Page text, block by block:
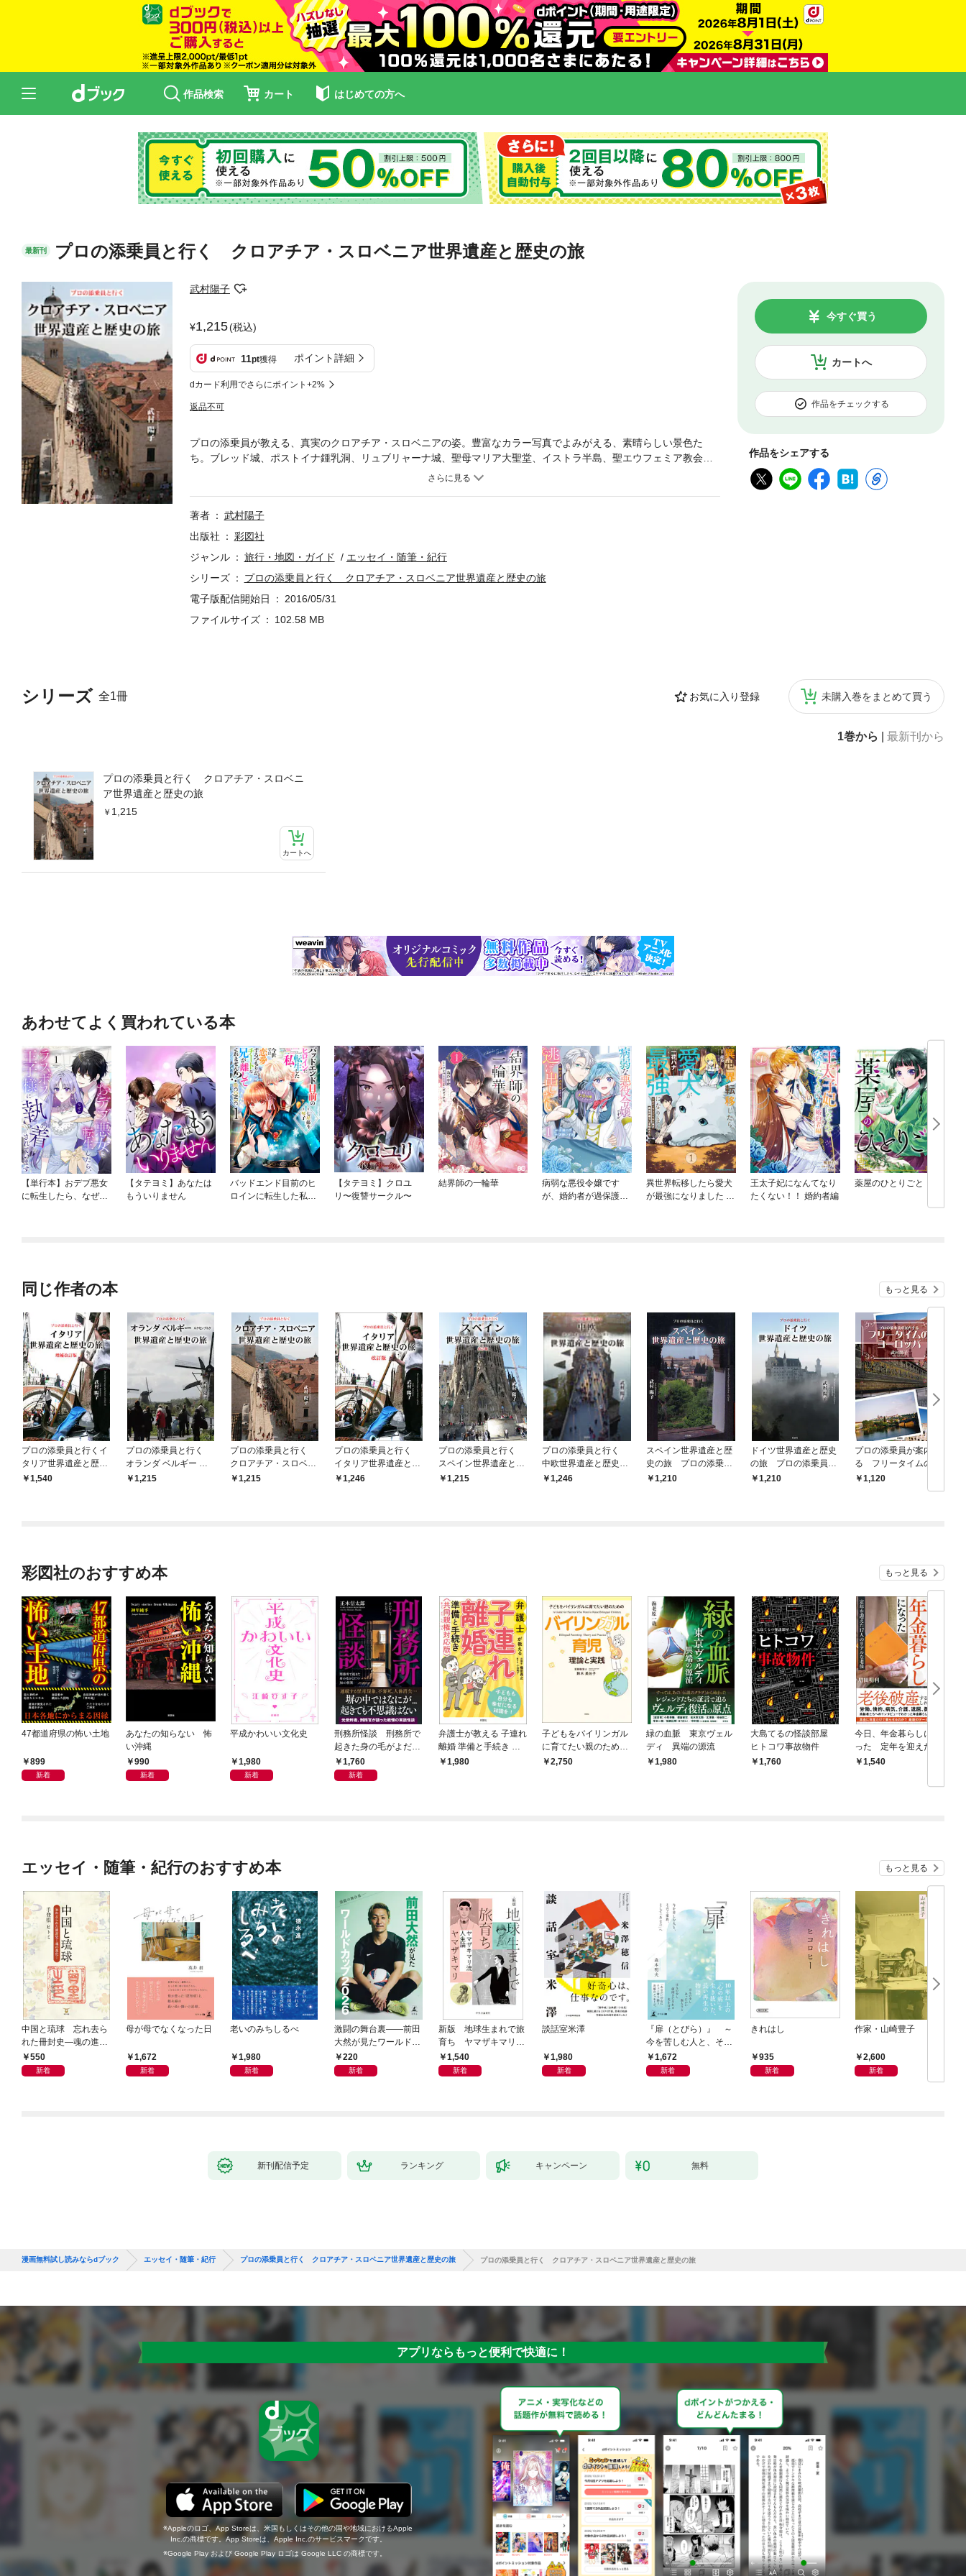
作品検索 カート はじめての方へ
最新刊 プロの添乗員と行く クロアチア・スロベニア世界遺産と歴史の旅
武村陽子
1,215(税込)
11pt獲得 ポイント詳細
dカード利用でさらにポイント+2%
返品不可
カートへ
今すぐ買う
作品をチェックする
作品をシェアする
シリーズ 全1冊 お気に入り登録 未購入巻をまとめて買う
1巻から 最新刊から
プロの添乗員と行く クロアチア・スロベニ
ア世界遺産と歴史の旅
1,215
カートへ
プロの添乗員が教える、真実のクロアチア・スロベニアの姿。豊富なカラー写真でよみがえる、素晴らしい景色た
ち。ブレッド城、ポストイナ鍾乳洞、リュブリャーナ城、聖母マリア大聖堂、イストラ半島、聖エウフェミア教会、
プリトヴィツェ湖群、クルカ国立公園、ドブロヴニク橋、フヴァール島などなど、定番観光地から穴場スポットまで
著者
武村陽子
出版社
彩図社
ジャンル
旅行・地図・ガイド
エッセイ・随筆・紀行
シリーズ
プロの添乗員と行く クロアチア・スロベニア世界遺産と歴史の旅
電子版配信開始日
2016/05/31
ファイルサイズ
102.58 MB
あわせてよく買われている本
【単行本】おデブ悪女
に転生したら、なぜか
【タテヨミ】あなたは
もういりません
バッドエンド目前のヒ
ロインに転生した私、
【タテヨミ】クロユ
リ〜復讐サークル〜
結界師の一輪華
病弱な悪役令嬢です
が、婚約者が過保護す
異世界転移したら愛犬
が最強になりました ～
王太子妃になんてなり
たくない！！ 婚約者編
薬屋のひとりごと
同じ作者の本 もっと見る
プロの添乗員と行くイ
タリア世界遺産と歴史
の旅増補改訂版
1,540
プロの添乗員と行く
オランダ ベルギー ル
クセンブルク世界遺産
1,215
プロの添乗員と行く
クロアチア・スロベニ
ア世界遺産と歴史の旅
1,215
プロの添乗員と行く
イタリア世界遺産と歴
史の旅 改訂版
1,246
プロの添乗員と行く
スペイン世界遺産と歴
史の旅 改訂版
1,215
プロの添乗員と行く
中欧世界遺産と歴史の
旅1,246
スペイン世界遺産と歴
史の旅 プロの添乗員
と行く
1,210
ドイツ世界遺産と歴史
の旅 プロの添乗員と
行く1,210
プロの添乗員が案内す
る フリータイムのヨ
ーロッパ
1,120
彩図社のおすすめ本 もっと見る
47都道府県の怖い土地
899
新着
あなたの知らない 怖
い沖縄
990
新着
平成かわいい文化史
1,980
新着
刑務所怪談 刑務所で
起きた身の毛がよだつ
30の怪異
1,760
新着
弁護士が教える 子連れ
離婚 準備と手続き 共
同親権対応版
1,980
子どもをバイリンガル
に育てたい親のための
バイリンガル育児 理論
2,750
緑の血脈 東京ヴェル
ディ 異端の源流
1,980
大島てるの怪談部屋
ヒトコワ事故物件
1,760
今日、年金暮らしにな
った 定年を迎えた17
人のリアルな老後
1,540
エッセイ・随筆・紀行のおすすめ本 もっと見る
中国と琉球 忘れ去ら
れた冊封史―魂の進化
―550
新着
母が母でなくなった日
1,672
新着
老いのみちしるべ
1,980
新着
激闘の舞台裏――前田
大然が見たワールドカ
ップ2026
220
新着
新版 地球生まれで旅
育ち ヤマザキマリ流
人生論
1,540
新着
談話室米澤
1,980
新着
『扉（とびら）』 ～
今を苦しむ人と、その
ご家族、そして「あな
た」へ～
1,672
新着
きれはし
935
新着
作家・山崎豊子
2,600
新着
新刊配信予定 ランキング キャンペーン 無料
漫画無料試し読みならdブック エッセイ・随筆・紀行 プロの添乗員と行く クロアチア・スロベニア世界遺産と歴史の旅 プロの添乗員と行く クロアチア・スロベニア世界遺産と歴史の旅
アプリならもっと便利で快適に！
Appleのロゴ、App Storeは、米国もしくはその他の国や地域におけるApple
Inc.の商標です。App Storeは、Apple Inc.のサービスマークです。
Google Play および Google Play ロゴは Google LLC の商標です。